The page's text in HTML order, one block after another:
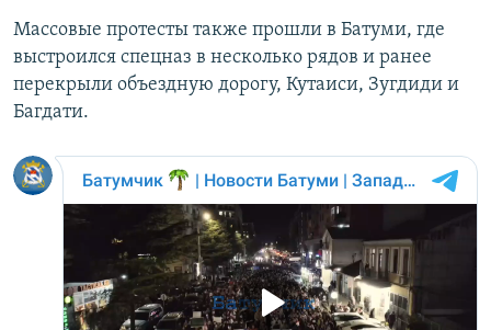
Массовые протесты также прошли в Батуми, где
выстроился спецназ в несколько рядов и ранее
перекрыли объездную дорогу, Кутаиси, Зугдиди и
Багдати.